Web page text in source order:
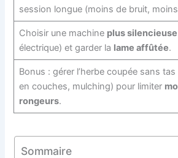
session longue (moins de bruit,
Choisir une machine plus silencieuse
électrique) et garder la lame affûtée.
Bonus : gérer l’herbe coupée sans
en couches, mulching) pour limiter
rongeurs.
Sommaire